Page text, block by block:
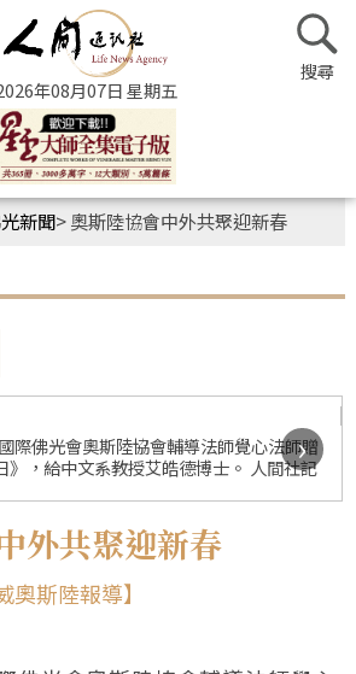
年08月07日 星期五
新聞>奧斯陸協會中外共聚迎新春
際佛光會奧斯陸協會輔導法師覺心法師贈
》，給中文系教授艾皓德博士。 人間社記
›
外共聚迎新春
奧斯陸報導】